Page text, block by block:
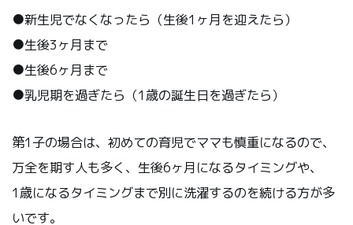
●新生児でなくなったら（生後1ヶ月を迎えたら）
●生後3ヶ月まで
●生後6ヶ月まで
●乳児期を過ぎたら（1歳の誕生日を過ぎたら）
第1子の場合は、初めての育児でママも慎重になるので、
万全を期す人も多く、生後6ヶ月になるタイミングや、
1歳になるタイミングまで別に洗濯するのを続ける方が多
いです。